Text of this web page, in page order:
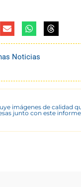
Noticias
imágenes de calidad
junto con este informe